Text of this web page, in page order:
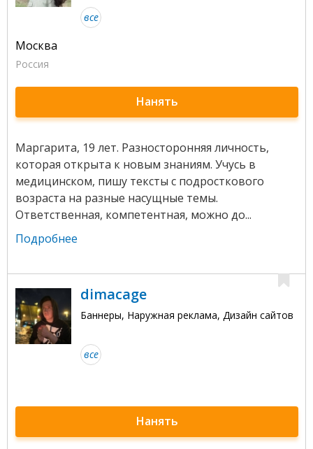
все
Москва
Россия
Нанять
Маргарита, 19 лет. Разносторонняя личность,
которая открыта к новым знаниям. Учусь в
медицинском, пишу тексты с подросткового
возраста на разные насущные темы.
Ответственная, компетентная, можно до...
Подробнее
dimacage
Баннеры, Наружная реклама, Дизайн сайтов
все
Нанять